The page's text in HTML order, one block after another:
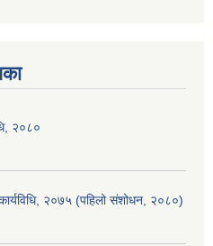
२०८०
२०७५ (पहिलो संशोधन, २०८०)